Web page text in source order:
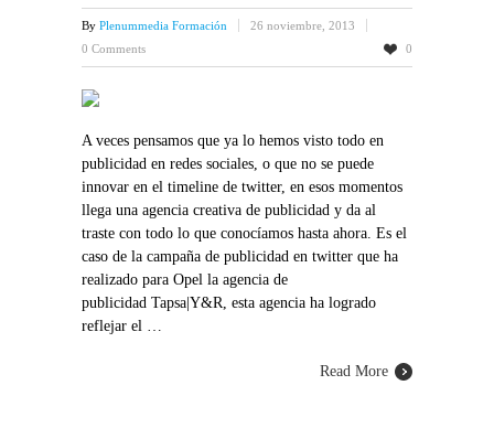
By Plenummedia Formación
26 noviembre, 2013
0 Comments
0
A veces pensamos que ya lo hemos visto todo en
publicidad en redes sociales, o que no se puede
innovar en el timeline de twitter, en esos momentos
llega una agencia creativa de publicidad y da al
traste con todo lo que conocíamos hasta ahora. Es el
caso de la campaña de publicidad en twitter que ha
realizado para Opel la agencia de
publicidad Tapsa|Y&R, esta agencia ha logrado
reflejar el …
Read More